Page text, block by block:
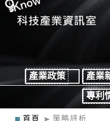
產業政策 產業
專利
首頁 策略評析